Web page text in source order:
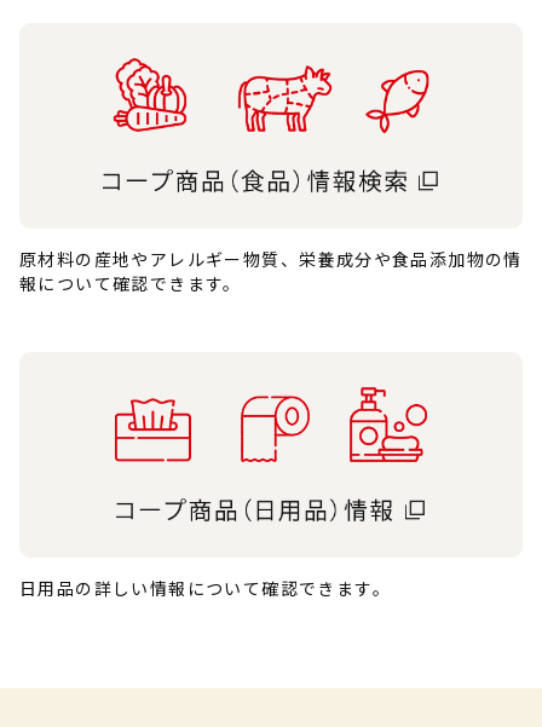
原材料の産地やアレルギー物質、栄養成分や食品添加物の情
報について確認できます。
日用品の詳しい情報について確認できます。